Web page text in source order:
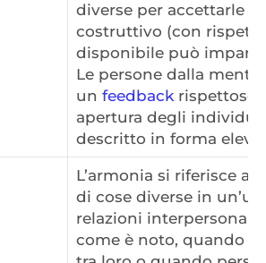
diverse per accettarle
costruttivo (con
disponibile può
Le persone dalla
un feedbackrispettoso
apertura degli individui
descritto in forma
L’armonia si riferisce
di cose diverse in
relazioni interpersonali,
come è noto, quando